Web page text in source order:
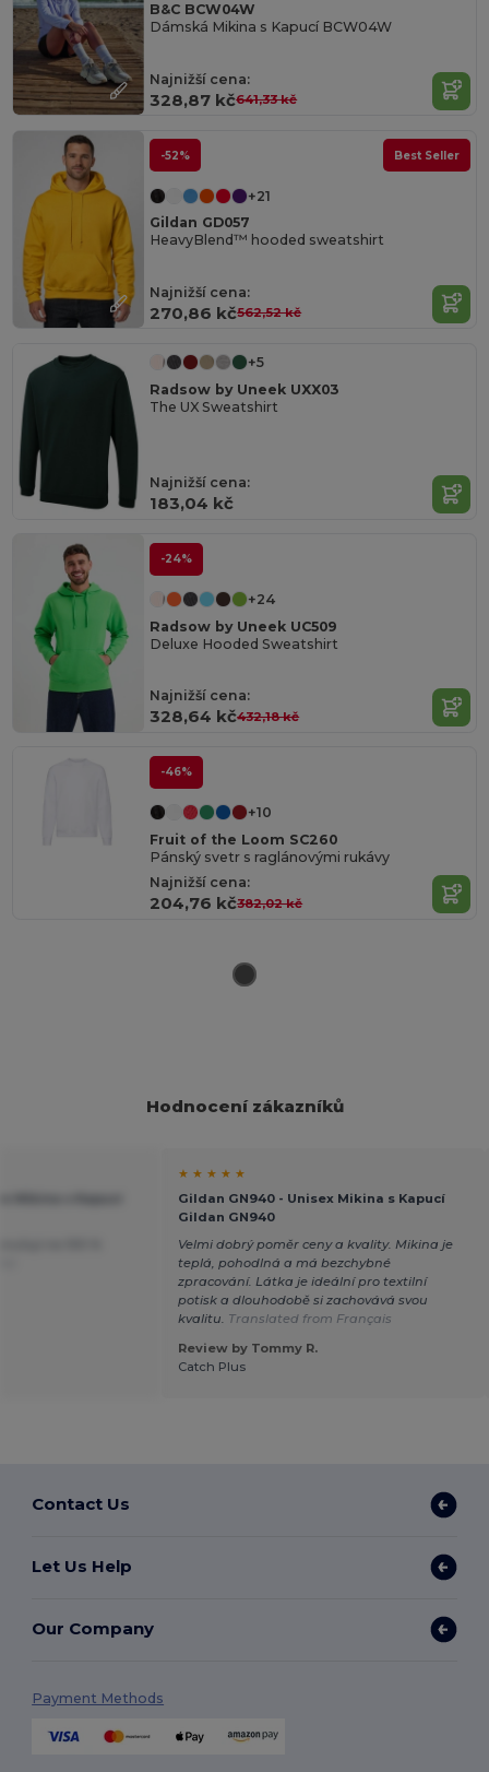
B&C BCW04W
Dámská Mikina s Kapucí BCW04W
Najnižší cena:
328,87 kč641,33 kč
-52% Best Seller
+21
Gildan GD057
HeavyBlend™ hooded sweatshirt
Najnižší cena:
270,86 kč562,52 kč
+5
Radsow by Uneek UXX03
The UX Sweatshirt
Najnižší cena:
183,04 kč
-24%
+24
Radsow by Uneek UC509
Deluxe Hooded Sweatshirt
Najnižší cena:
328,64 kč432,18 kč
-46%
+10
Fruit of the Loom SC260
Pánský svetr s raglánovými rukávy
Najnižší cena:
204,76 kč382,02 kč
Hodnocení zákazníků
★ ★ ★ ★ ★
Gildan GN940 - Unisex Mikina s Kapucí
Gildan GN940
Velmi dobrý poměr ceny a kvality. Mikina je
teplá, pohodlná a má bezchybné
zpracování. Látka je ideální pro textilní
potisk a dlouhodobě si zachovává svou
kvalitu. Translated from Français
Review by Tommy R.
Catch Plus
Contact Us
Let Us Help
Our Company
Payment Methods